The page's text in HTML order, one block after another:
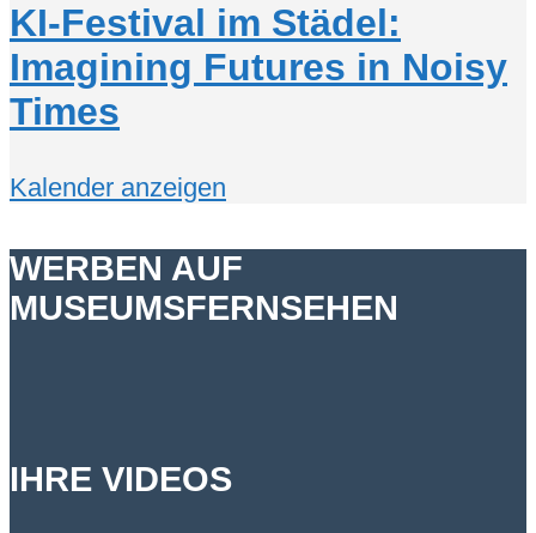
KI-Festival im Städel:
Imagining Futures in Noisy
Times
Kalender anzeigen
WERBEN AUF
MUSEUMSFERNSEHEN
IHRE VIDEOS